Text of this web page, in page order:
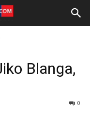
Blanga,
0